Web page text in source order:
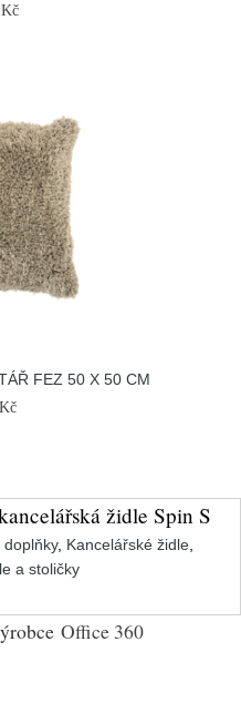
Kč
FEZ 50 X 50 CM
židle Spin S
doplňky, Kancelářské židle
a stoličky
Office 360